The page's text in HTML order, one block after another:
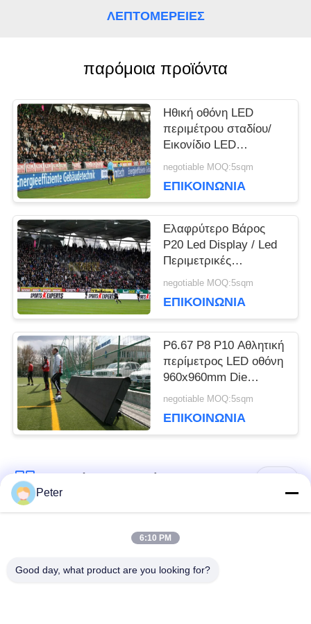
ΖΗΤΉΣΤΕ
ΜΙΑ
ΠΡΟΣΦΟΡΆ
VR
ΧΆΡΤΗΣ
ΙΣΤΌΤΟΠΟΥ
ΠΟΛΙΤΙΚΉ
ΜΥΣΤΙΚΌΤΗΤΑΣ
ΛΕΠΤΟΜΈΡΕΙΕΣ
παρόμοια προϊόντα
Ηθική οθόνη LED
περιμέτρου σταδίου/
Εικονίδιο LED
περιμέτρου
negotiable MOQ:5sqm
ΕΠΙΚΟΙΝΩΝΊΑ
Ελαφρύτερο Βάρος
P20 Led Display / Led
Περιμετρικές
Διαφημιστικές
Γωνία
negotiable MOQ:5sqm
ΕΠΙΚΟΙΝΩΝΊΑ
P6.67 P8 P10 Αθλητική
περίμετρος LED οθόνη
960x960mm Die
Casting Αλουμινίου
negotiable MOQ:5sqm
ΕΠΙΚΟΙΝΩΝΊΑ
Λαϊκή κατηγορία
Εσωτερική οθόνη
Peter
6:10 PM
Good day, what product are you looking for?